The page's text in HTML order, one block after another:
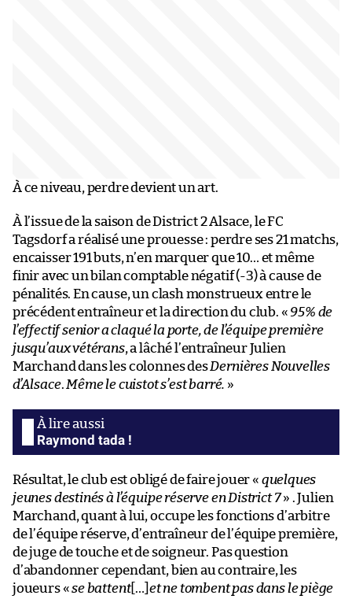
À ce niveau, perdre devient un art.
À l’issue de la saison de District 2 Alsace, le FC
Tagsdorf a réalisé une prouesse : perdre ses 21 matchs,
encaisser 191 buts, n’en marquer que 10… et même
finir avec un bilan comptable négatif (-3) à cause de
pénalités. En cause, un clash monstrueux entre le
précédent entraîneur et la direction du club. « 95% de
l’effectif senior a claqué la porte, de l’équipe première
jusqu’aux vétérans, a lâché l’entraîneur Julien
Marchand dans les colonnes desDernières Nouvelles
d’Alsace. Même le cuistot s’est barré. »
Raymond tada !
Résultat, le club est obligé de faire jouer « quelques
jeunes destinés à l’équipe réserve en District 7» . Julien
Marchand, quant à lui, occupe les fonctions d’arbitre
de l’équipe réserve, d’entraîneur de l’équipe première,
de juge de touche et de soigneur. Pas question
d’abandonner cependant, bien au contraire, les
joueurs «se battent[…] et ne tombent pas dans le piège